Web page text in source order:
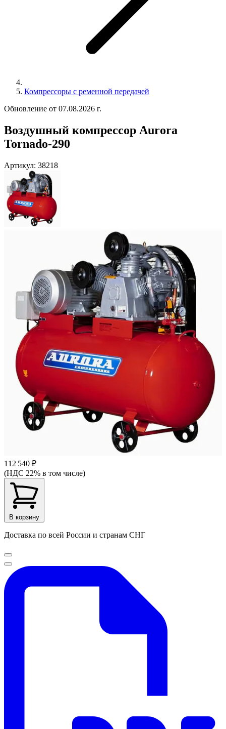
Компрессоры с ременной передачей
Обновление от 07.08.2026 г.
Воздушный компрессор Aurora
Tornado-290
Артикул: 38218
112 540 ₽
(НДС 22% в том числе)
В корзину
Доставка по всей России и странам СНГ